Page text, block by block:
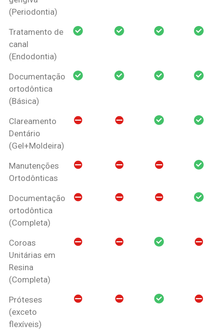
(Periodontia)
Tratamento de
canal
(Endodontia)
Documentação
ortodôntica
(Básica)
Clareamento
Dentário
(Gel+Moldeira)
Manutenções
Ortodônticas
Documentação
ortodôntica
(Completa)
Coroas
Unitárias em
Resina
(Completa)
Próteses
(exceto
flexíveis)